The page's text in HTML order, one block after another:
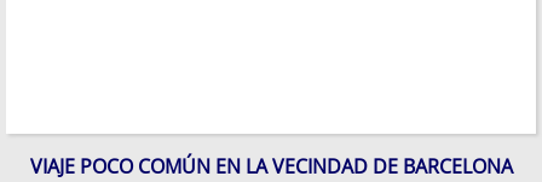
VIAJE POCO COMÚN EN LA VECINDAD DE BARCELONA